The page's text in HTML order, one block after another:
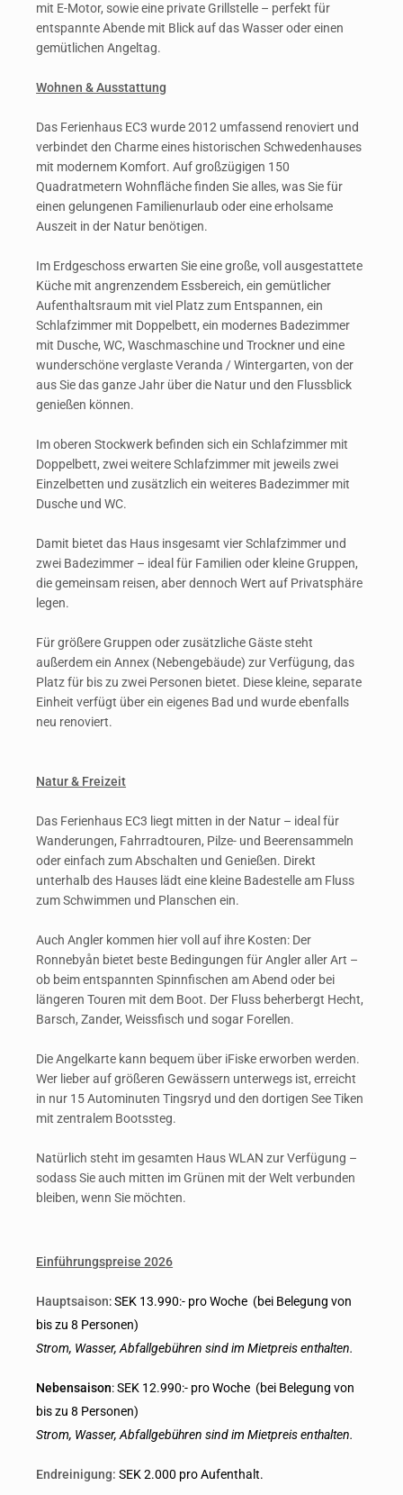
mit E-Motor, sowie eine private Grillstelle – perfekt für
entspannte Abende mit Blick auf das Wasser oder einen
gemütlichen Angeltag.
Wohnen & Ausstattung
Das Ferienhaus EC3 wurde 2012 umfassend renoviert und
verbindet den Charme eines historischen Schwedenhauses
mit modernem Komfort. Auf großzügigen 150
Quadratmetern Wohnfläche finden Sie alles, was Sie für
einen gelungenen Familienurlaub oder eine erholsame
Auszeit in der Natur benötigen.
Im Erdgeschoss erwarten Sie eine große, voll ausgestattete
Küche mit angrenzendem Essbereich, ein gemütlicher
Aufenthaltsraum mit viel Platz zum Entspannen, ein
Schlafzimmer mit Doppelbett, ein modernes Badezimmer
mit Dusche, WC, Waschmaschine und Trockner und eine
wunderschöne verglaste Veranda / Wintergarten, von der
aus Sie das ganze Jahr über die Natur und den Flussblick
genießen können.
Im oberen Stockwerk befinden sich ein Schlafzimmer mit
Doppelbett, zwei weitere Schlafzimmer mit jeweils zwei
Einzelbetten und zusätzlich einweiteres Badezimmer mit
Dusche und WC.
Damit bietet das Haus insgesamt vier Schlafzimmer und
zwei Badezimmer – ideal für Familien oder kleine Gruppen,
die gemeinsam reisen, aber dennoch Wert auf Privatsphäre
legen.
Für größere Gruppen oder zusätzliche Gäste steht
außerdem ein Annex (Nebengebäude) zur Verfügung, das
Platz für bis zu zwei Personen bietet. Diese kleine, separate
Einheit verfügt über ein eigenes Bad und wurde ebenfalls
neu renoviert.
Natur & Freizeit
Das Ferienhaus EC3 liegt mitten in der Natur – ideal für
Wanderungen, Fahrradtouren, Pilze- und Beerensammeln
oder einfach zum Abschalten und Genießen. Direkt
unterhalb des Hauses lädt eine kleine Badestelle am Fluss
zum Schwimmen und Planschen ein.
Auch Angler kommen hier voll auf ihre Kosten: Der
Ronnebyån bietet beste Bedingungen für Angler aller Art –
ob beim entspannten Spinnfischen am Abend oder bei
längeren Touren mit dem Boot. Der Fluss beherbergt Hecht,
Barsch, Zander, Weissfisch und sogar Forellen.
Die Angelkarte kann bequem über iFiske erworben werden.
Wer lieber auf größeren Gewässern unterwegs ist, erreicht
in nur 15 Autominuten Tingsryd und den dortigen See Tiken
mit zentralem Bootssteg.
Natürlich steht im gesamten Haus WLAN zur Verfügung –
sodass Sie auch mitten im Grünen mit der Welt verbunden
bleiben, wenn Sie möchten.
Einführungspreise 2026
Hauptsaison: SEK 13.990:- pro Woche (bei Belegung von
bis zu 8 Personen)
Strom, Wasser, Abfallgebühren sind im Mietpreis enthalten.
Nebensaison: SEK 12.990:- pro Woche (bei Belegung von
bis zu 8 Personen)
Strom, Wasser, Abfallgebühren sind im Mietpreis enthalten.
Endreinigung: SEK 2.000 pro Aufenthalt.